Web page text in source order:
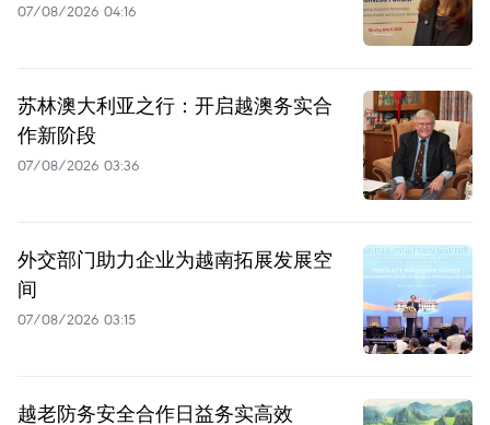
07/08/2026 04:16
苏林澳大利亚之行：开启越澳务实合
作新阶段
07/08/2026 03:36
外交部门助力企业为越南拓展发展空
间
07/08/2026 03:15
越老防务安全合作日益务实高效